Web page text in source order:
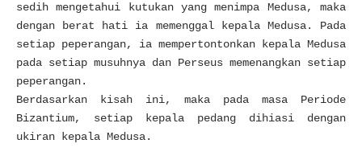
sedih mengetahui kutukan yang menimpa Medusa, maka
dengan berat hati ia memenggal kepala Medusa. Pada
setiap peperangan, ia mempertontonkan kepala Medusa
pada setiap musuhnya dan Perseus memenangkan setiap
peperangan.
Berdasarkan kisah ini, maka pada masa Periode
Bizantium, setiap kepala pedang dihiasi dengan
ukiran kepala Medusa.